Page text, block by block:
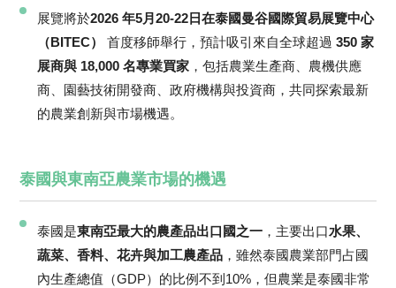
展覽將於2026 年5月20-22日在泰國曼谷國際貿易展覽中心
（BITEC）
首度移師舉行，預計吸引來自全球超過350 家
展商與 18,000 名專業買家 ，包括農業生產商、農機供應
商、園藝技術開發商、政府機構與投資商，共同探索最新
的農業創新與市場機遇。
泰國與東南亞農業市場的機遇
泰國是東南亞最大的農產品出口國之一 ，主要出口水果、
蔬菜、香料、花卉與加工農產品 ，雖然泰國農業部門占國
內生產總值（GDP）的比例不到10%，但農業是泰國非常